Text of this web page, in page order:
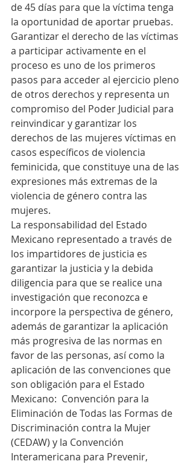
de 45 días para que la víctima tenga
la oportunidad de aportar pruebas.
Garantizar el derecho de las víctimas
a participar activamente en el
proceso es uno de los primeros
pasos para acceder al ejercicio pleno
de otros derechos y representa un
compromiso del Poder Judicial para
reinvindicar y garantizar los
derechos de las mujeres víctimas en
casos específicos de violencia
feminicida, que constituye una de las
expresiones más extremas de la
violencia de género contra las
mujeres.
La responsabilidad del Estado
Mexicano representado a través de
los impartidores de justicia es
garantizar la justicia y la debida
diligencia para que se realice una
investigación que reconozca e
incorpore la perspectiva de género,
además de garantizar la aplicación
más progresiva de las normas en
favor de las personas, así como la
aplicación de las convenciones que
son obligación para el Estado
Mexicano:  Convención para la
Eliminación de Todas las Formas de
Discriminación contra la Mujer
(CEDAW) y la Convención
Interamericana para Prevenir,